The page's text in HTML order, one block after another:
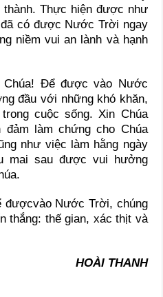
thành. Thực hiện được như
có được Nước Trời ngay
niềm vui an lành và hạnh
Chúa! Để được vào Nước
đầu với những khó khăn,
cuộc sống. Xin Chúa
đảm làm chứng cho Chúa
như việc làm hằng ngày
mai sau được vui hưởng
đượcvào Nước Trời, chúng
thắng: thế gian, xác thịt và
HOÀI THANH